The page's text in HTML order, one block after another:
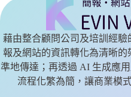
藉由整合顧問公司及培訓經
報及網站的資訊轉化為清晰
準地傳達；再透過 AI 生成應
流程化繁為簡，讓商業模